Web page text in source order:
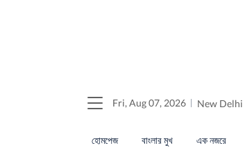
Fri, Aug 07, 2026 New Delhi
হোমপেজ বাংলার মুখ এক নজরে